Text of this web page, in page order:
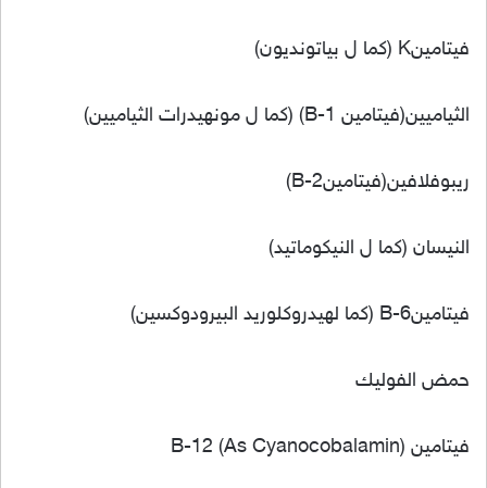
فيتامينK (كما ل بياتونديون)
الثياميين(فيتامين B-1) (كما ل مونهيدرات الثياميين)
ريبوفلافين(فيتامينB-2)
النيسان (كما ل النيكوماتيد)
فيتامينB-6 (كما لهيدروكلوريد البيرودوكسين)
حمض الفوليك
فيتامين B-12 (As Cyanocobalamin)